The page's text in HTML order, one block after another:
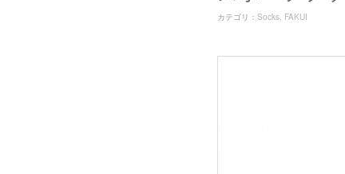
カテゴリ ： Socks FAKUI